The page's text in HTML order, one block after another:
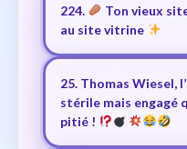
224.
Ton vieux
au site vitrine
25. Thomas Wiesel,
stérile mais engagé
pitié !